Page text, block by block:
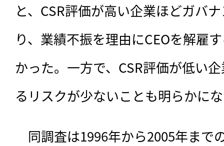
と、CSR評価が高い企業ほどガバ
り、業績不振を理由にCEOを解雇
かった。一方で、CSR評価が低い
るリスクが少ないことも明らかに
同調査は1996年から2005年まで